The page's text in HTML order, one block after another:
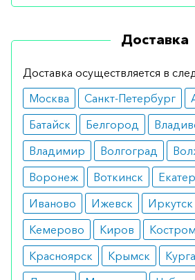
Кому показан
Препарат назначается людям
ревматические
остеоартрит, бурсит,
заболевания
синяки;
состояние после
возникновение приступов
почечное и печеночное
ЛОР-заболевания, такие
фарингит и тонзиллит;
зубная боль;
чувство боли в мышцах и
выполнения больших
Противопоказания
Доставка
Доставка осуществляется в
Москва
Санкт-Петербург
Батайск
Белгород
Владимир
Волгоград
Воронеж
Воткинск
Иваново
Ижевск Иркутск
Кемерово
Киров
Красноярск
Крымск